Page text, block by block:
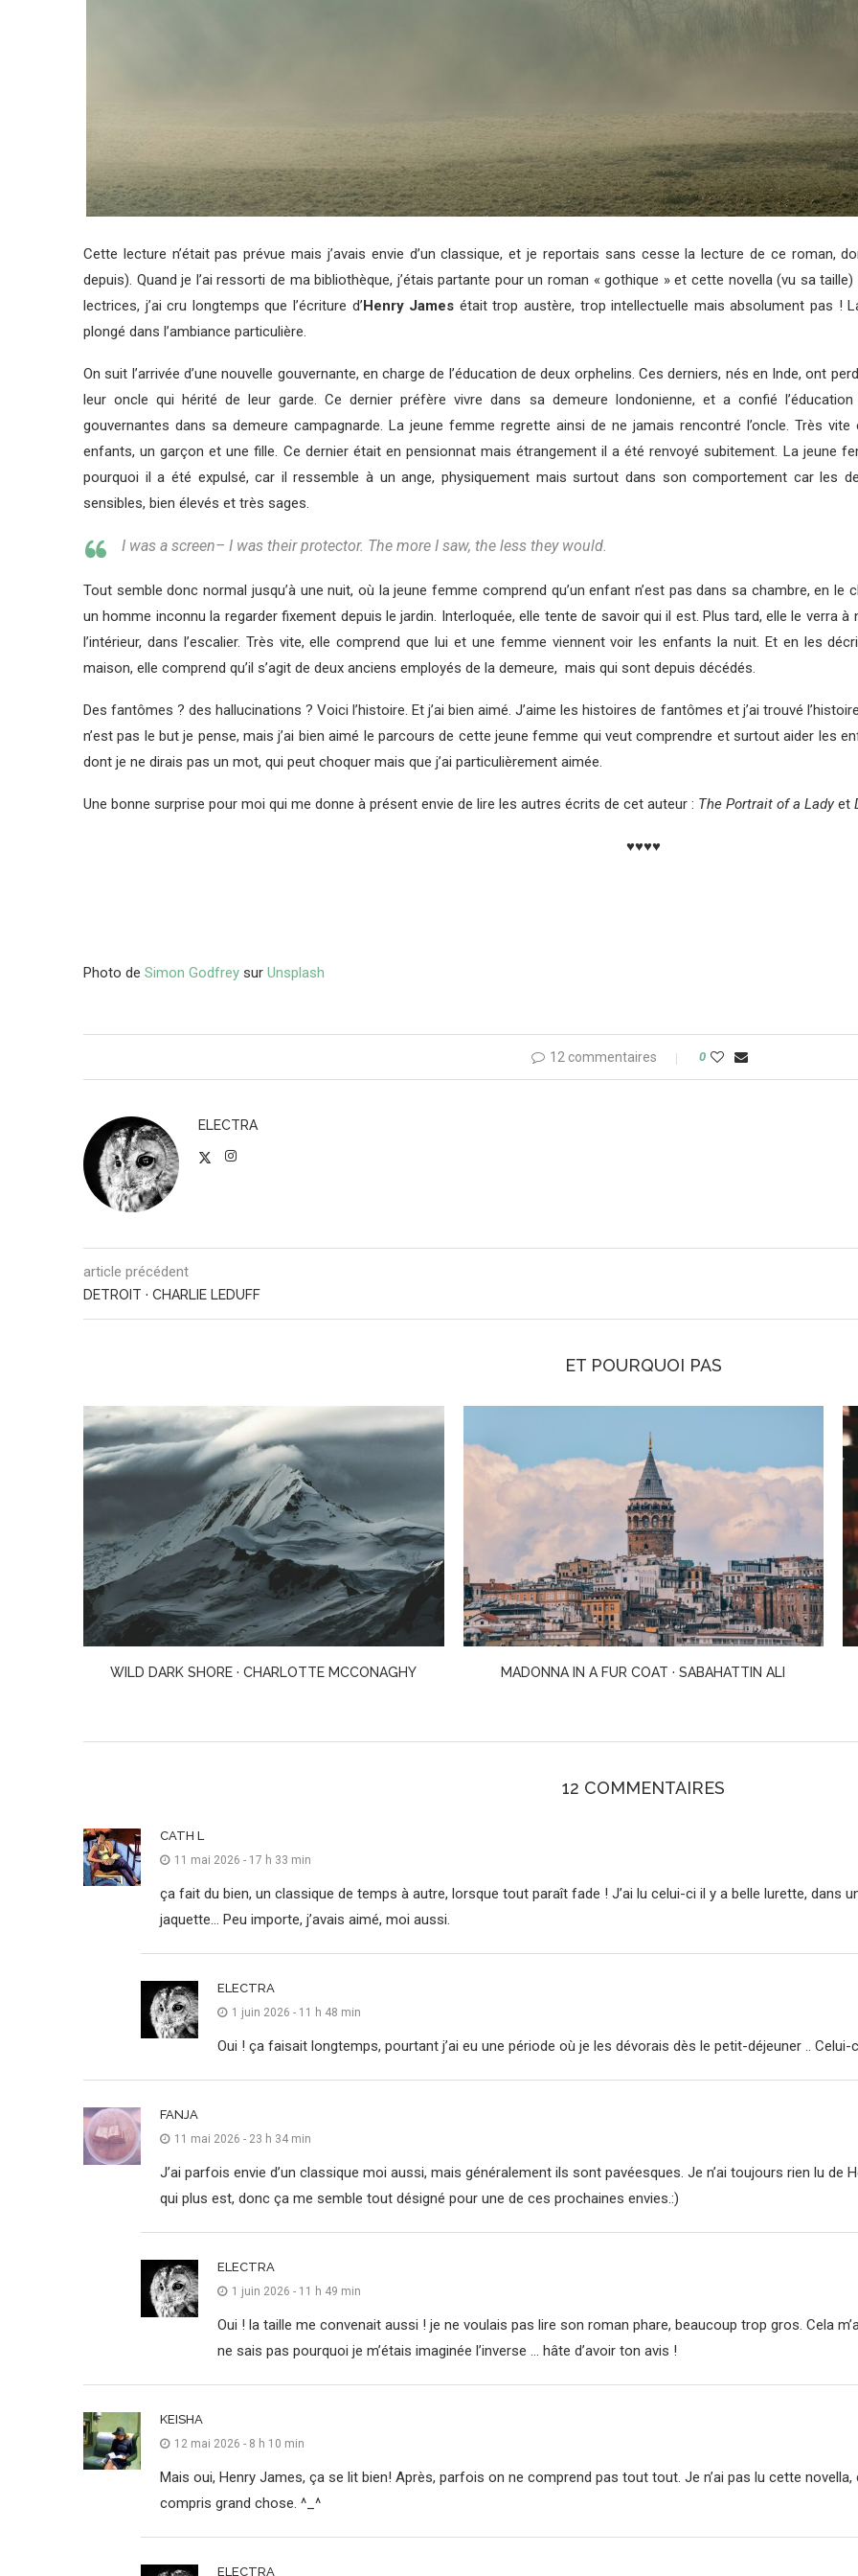
Cette lecture n’était pas prévue mais j’avais envie d’un classique, et je reportais sans cesse la lecture de ce roman,
depuis). Quand je l’ai ressorti de ma bibliothèque, j’étais partante pour un roman « gothique » et cette novella (vu sa
lectrices, j’ai cru longtemps que l’écriture d’Henry James était trop austère, trop intellectuelle mais absolument pas !
plongé dans l’ambiance particulière.
On suit l’arrivée d’une nouvelle gouvernante, en charge de l’éducation de deux orphelins. Ces derniers, nés en Inde, ont
leur oncle qui hérité de leur garde. Ce dernier préfère vivre dans sa demeure londonienne, et a confié
gouvernantes dans sa demeure campagnarde. La jeune femme regrette ainsi de ne jamais rencontré l’oncle. Très vite
enfants, un garçon et une fille. Ce dernier était en pensionnat mais étrangement il a été renvoyé subitement. La jeune
pourquoi il a été expulsé, car il ressemble à un ange, physiquement mais surtout dans son comportement car les
sensibles, bien élevés et très sages.
I was a screen– I was their protector. The more I saw, the less they would.
Tout semble donc normal jusqu’à une nuit, où la jeune femme comprend qu’un enfant n’est pas dans sa chambre, en le
un homme inconnu la regarder fixement depuis le jardin. Interloquée, elle tente de savoir qui il est. Plus tard, elle le verra
l’intérieur, dans l’escalier. Très vite, elle comprend que lui et une femme viennent voir les enfants la nuit. Et en les
maison, elle comprend qu’il s’agit de deux anciens employés de la demeure, mais qui sont depuis décédés.
Des fantômes ? des hallucinations ? Voici l’histoire. Et j’ai bien aimé. J’aime les histoires de fantômes et j’ai trouvé
n’est pas le but je pense, mais j’ai bien aimé le parcours de cette jeune femme qui veut comprendre et surtout aider les
dont je ne dirais pas un mot, qui peut choquer mais que j’ai particulièrement aimée.
Une bonne surprise pour moi qui me donne à présent envie de lire les autres écrits de cet auteur : The Portrait of a Ladyet
♥♥♥♥
Photo de Simon Godfrey sur Unsplash
12 commentaires 0
ELECTRA
article précédent
DETROIT · CHARLIE LEDUFF
ET POURQUOI PAS
MADONNA IN A FUR COAT · SABAHATTIN ALI UNE DRÔLE DE PEINE · JUSTINE LEVY
12 COMMENTAIRES
CATH L
11 mai 2026 - 17 h 33 min
ça fait du bien, un classique de temps à autre, lorsque tout paraît fade ! J’ai lu celui-ci il y a belle lurette, dans
jaquette… Peu importe, j’avais aimé, moi aussi.
ELECTRA
1 juin 2026 - 11 h 48 min
Oui ! ça faisait longtemps, pourtant j’ai eu une période où je les dévorais dès le petit-déjeuner ..
FANJA
11 mai 2026 - 23 h 34 min
J’ai parfois envie d’un classique moi aussi, mais généralement ils sont pavéesques. Je n’ai toujours rien lu
qui plus est, donc ça me semble tout désigné pour une de ces prochaines envies.:)
ELECTRA
1 juin 2026 - 11 h 49 min
Oui ! la taille me convenait aussi ! je ne voulais pas lire son roman phare, beaucoup trop gros. Cela
ne sais pas pourquoi je m’étais imaginée l’inverse … hâte d’avoir ton avis !
KEISHA
12 mai 2026 - 8 h 10 min
Mais oui, Henry James, ça se lit bien! Après, parfois on ne comprend pas tout tout. Je n’ai pas lu cette novella,
compris grand chose. ^_^
ELECTRA